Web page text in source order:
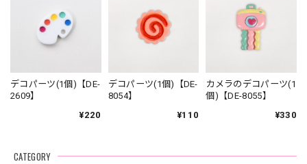
デコパーツ(1個)【DE-
2609】
¥220
デコパーツ(1個)【DE-
8054】
¥110
カメラのデコパーツ(1
個)【DE-8055】
¥330
CATEGORY